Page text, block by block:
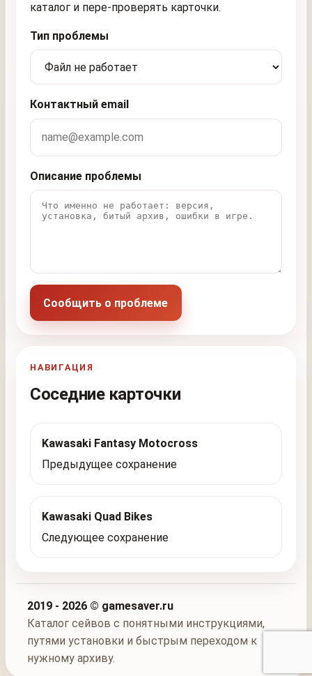
каталог и пере-проверять карточки.
Тип проблемы
Контактный email
Описание проблемы
Сообщить о проблеме
НАВИГАЦИЯ
Соседние карточки
Kawasaki Fantasy Motocross
Предыдущее сохранение
Kawasaki Quad Bikes
Следующее сохранение
2019 - 2026 © gamesaver.ru
Каталог сейвов с понятными инструкциями,
путями установки и быстрым переходом к
нужному архиву.